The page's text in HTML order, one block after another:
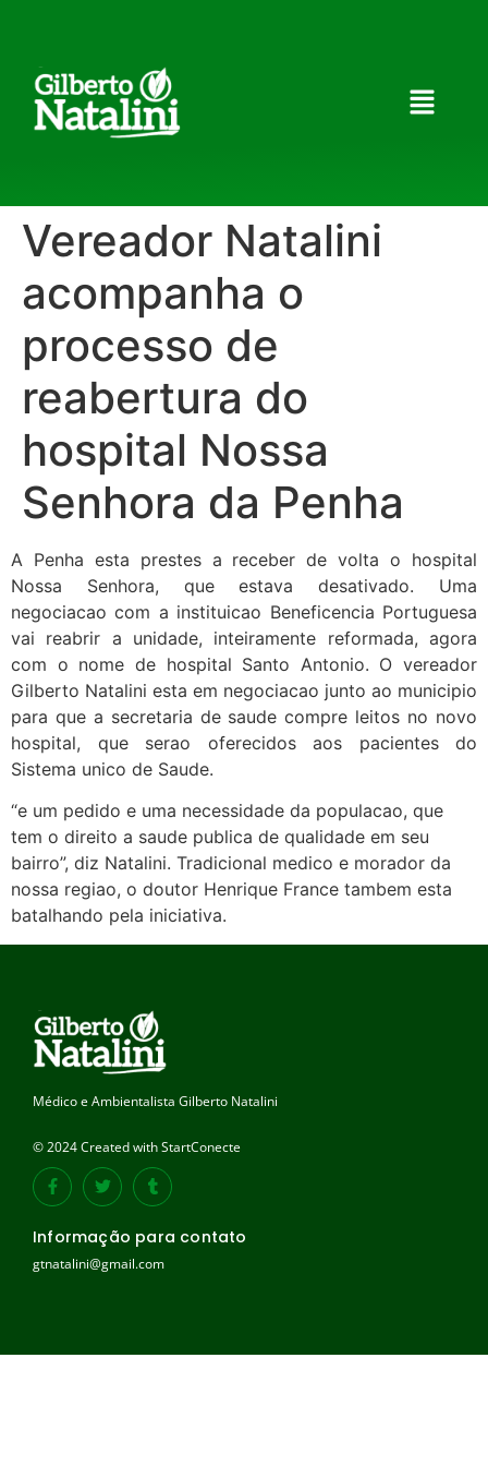
Vereador Natalini
acompanha o
processo de
reabertura do
hospital Nossa
Senhora da Penha
A Penha esta prestes a receber de volta o hospital
Nossa Senhora, que estava desativado. Uma
negociacao com a instituicao Beneficencia Portuguesa
vai reabrir a unidade, inteiramente reformada, agora
com o nome de hospital Santo Antonio. O vereador
Gilberto Natalini esta em negociacao junto ao municipio
para que a secretaria de saude compre leitos no novo
hospital, que serao oferecidos aos pacientes do
Sistema unico de Saude.
“e um pedido e uma necessidade da populacao, que
tem o direito a saude publica de qualidade em seu
bairro”, diz Natalini. Tradicional medico e morador da
nossa regiao, o doutor Henrique France tambem esta
batalhando pela iniciativa.
Médico e Ambientalista Gilberto Natalini
© 2024 Created with StartConecte
Informação para contato
gtnatalini@gmail.com